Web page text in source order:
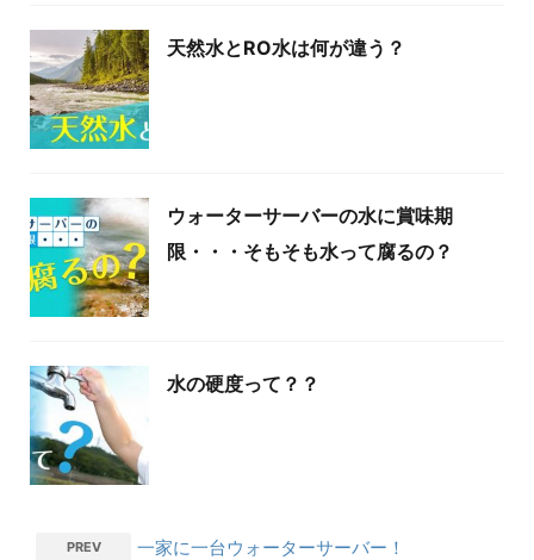
天然水とRO水は何が違う？
ウォーターサーバーの水に賞味期
限・・・そもそも水って腐るの？
水の硬度って？？
PREV 一家に一台ウォーターサーバー！